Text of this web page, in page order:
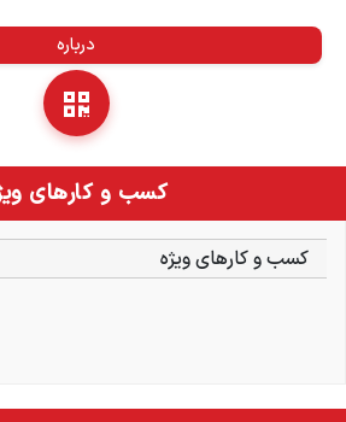
درباره
کسب و کارهای
کسب و کارهای ویژه